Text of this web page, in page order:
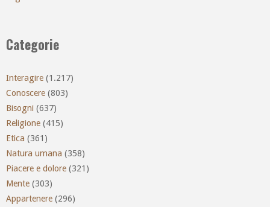
Categorie
Interagire (1.217)
Conoscere (803)
Bisogni (637)
Religione (415)
Etica (361)
Natura umana (358)
Piacere e dolore (321)
Mente (303)
Appartenere (296)